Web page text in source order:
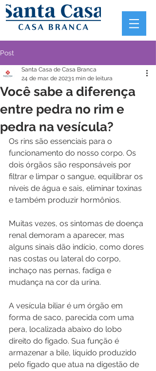
Post
Você sabe a diferença
entre pedra no rim e
pedra na vesícula?
Santa Casa de Casa Branca
24 de mar. de 20231 min de leitura
Os rins são essenciais para o
funcionamento do nosso corpo. Os
dois órgãos são responsáveis por
filtrar e limpar o sangue, equilibrar os
níveis de água e sais, eliminar toxinas
e também produzir hormônios.
Muitas vezes, os sintomas de doença
renal demoram a aparecer, mas
alguns sinais dão indício, como dores
nas costas ou lateral do corpo,
inchaço nas pernas, fadiga e
mudança na cor da urina.
A vesícula biliar é um órgão em
forma de saco, parecida com uma
pera, localizada abaixo do lobo
direito do fígado. Sua função é
armazenar a bile, líquido produzido
pelo fígado que atua na digestão de